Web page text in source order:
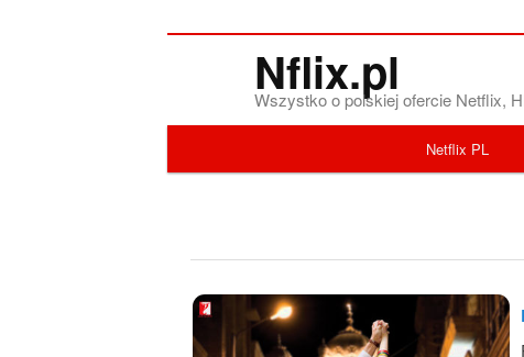
Nflix.pl
Wszystko o polskiej ofercie Netflix,
Netflix PL